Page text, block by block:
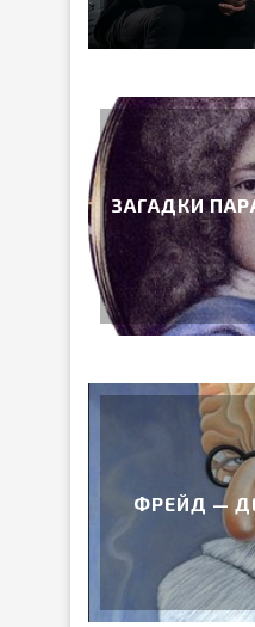
ЗАГАДКИ
ФРЕЙД —